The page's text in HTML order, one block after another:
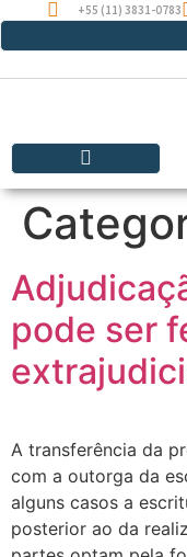
+55 (11) 3831-0783
pode ser
A transferência da
com a outorga da
alguns casos a
posterior ao da